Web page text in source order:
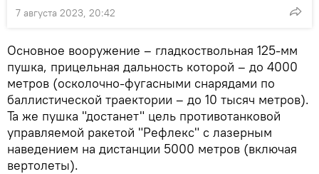
7 августа 2023, 20:42
Основное вооружение – гладкоствольная 125-мм
пушка, прицельная дальность которой – до 4000
метров (осколочно-фугасными снарядами по
баллистической траектории – до 10 тысяч метров).
Та же пушка "достанет" цель противотанковой
управляемой ракетой "Рефлекс" с лазерным
наведением на дистанции 5000 метров (включая
вертолеты).